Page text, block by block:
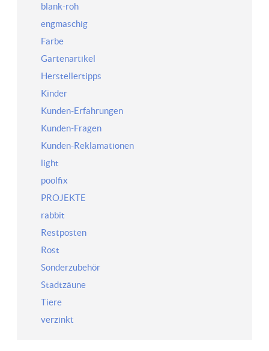
blank-roh
engmaschig
Farbe
Gartenartikel
Herstellertipps
Kinder
Kunden-Erfahrungen
Kunden-Fragen
Kunden-Reklamationen
light
poolfix
PROJEKTE
rabbit
Restposten
Rost
Sonderzubehör
Stadtzäune
Tiere
verzinkt